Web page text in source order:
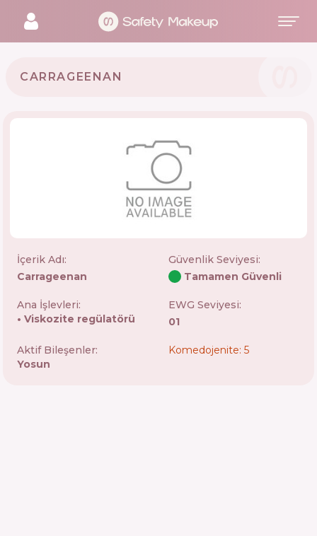
CARRAGEENAN
İçerik Adı:
Carrageenan
Güvenlik Seviyesi:
Tamamen Güvenli
Ana İşlevleri:
Viskozite regülatörü
EWG Seviyesi:
01
Aktif Bileşenler:
Yosun
Komedojenite: 5